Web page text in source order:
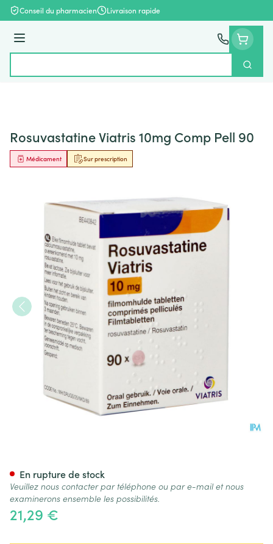
Aller au contenu
Conseil du pharmacien Livraison rapide
Menu
Rosuvastatine Viatris 10mg Comp Pell 90
Sur prescription
Médicament
21,29 €
En rupture de stock
Veuillez nous contacter par téléphone ou par e-mail et nous
examinerons ensemble les possibilités.